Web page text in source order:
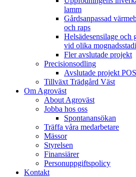
lamm
Gårdsanpassad
och raps
Helsädesensilage och
vid olika
Fler avslutade projekt
Precisionsodling
Avslutade projekt POS
Tillväxt Trädgård Väst
Om Agroväst
About Agroväst
Jobba hos oss
Spontanansökan
Träffa våra medarbetare
Mässor
Styrelsen
Finansiärer
Personuppgiftspolicy
Kontakt